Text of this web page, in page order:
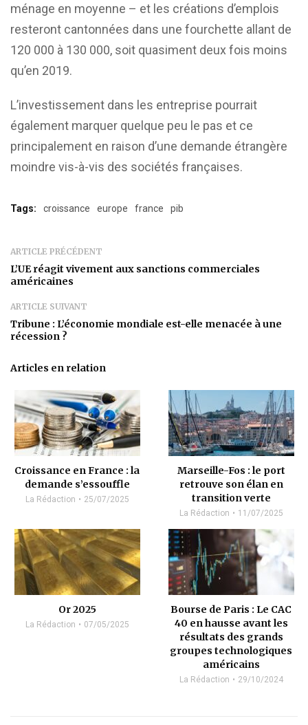
ménage en moyenne – et les créations d’emplois
resteront cantonnées dans une fourchette allant de
120 000 à 130 000, soit quasiment deux fois moins
qu’en 2019.
L’investissement dans les entreprise pourrait
également marquer quelque peu le pas et ce
principalement en raison d’une demande étrangère
moindre vis-à-vis des sociétés françaises.
Tags: croissance europe france pib
ARTICLE PRÉCÉDENT
L’UE réagit vivement aux sanctions commerciales
américaines
ARTICLE SUIVANT
Tribune : L’économie mondiale est-elle menacée à une
récession ?
Articles en relation
Croissance en France : la
demande s’essouffle
La Rédaction 25/07/2025
Marseille-Fos : le port
retrouve son élan en
transition verte
La Rédaction 11/07/2025
Or 2025
La Rédaction 07/05/2025
Bourse de Paris : Le CAC
40 en hausse avant les
résultats des grands
groupes technologiques
américains
La Rédaction 29/10/2024